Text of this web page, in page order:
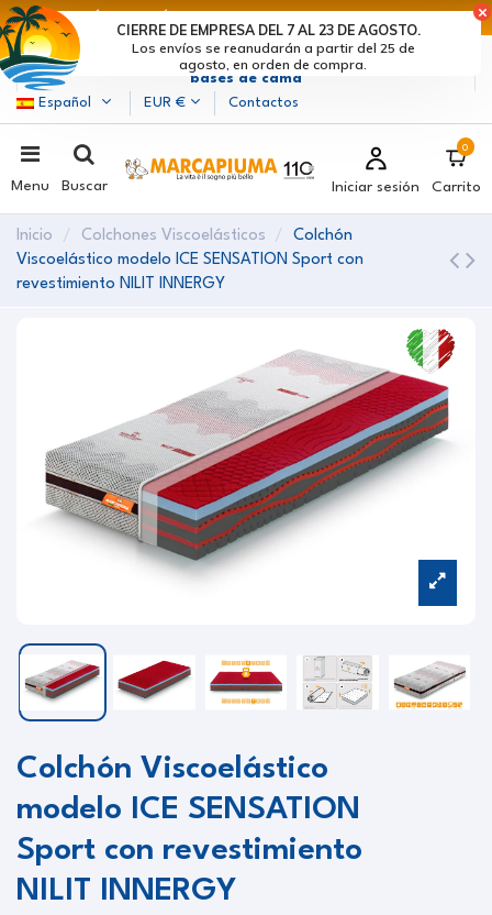
Marcapiuma| Fabricantes de colchones, almohadas y
bases de cama
Español
EUR € Contactos
Menu Buscar Iniciar sesión
0
Carrito
Inicio Colchones Viscoelásticos
Colchón
Viscoelástico modelo ICE SENSATION Sport con
revestimiento NILIT INNERGY
Colchón Viscoelástico
modelo ICE SENSATION
Sport con revestimiento
NILIT INNERGY
Los envíos se reanudarán a partir del 25 de
agosto, en orden de compra.
CIERRE DE EMPRESA DEL 7 AL 23 DE AGOSTO.